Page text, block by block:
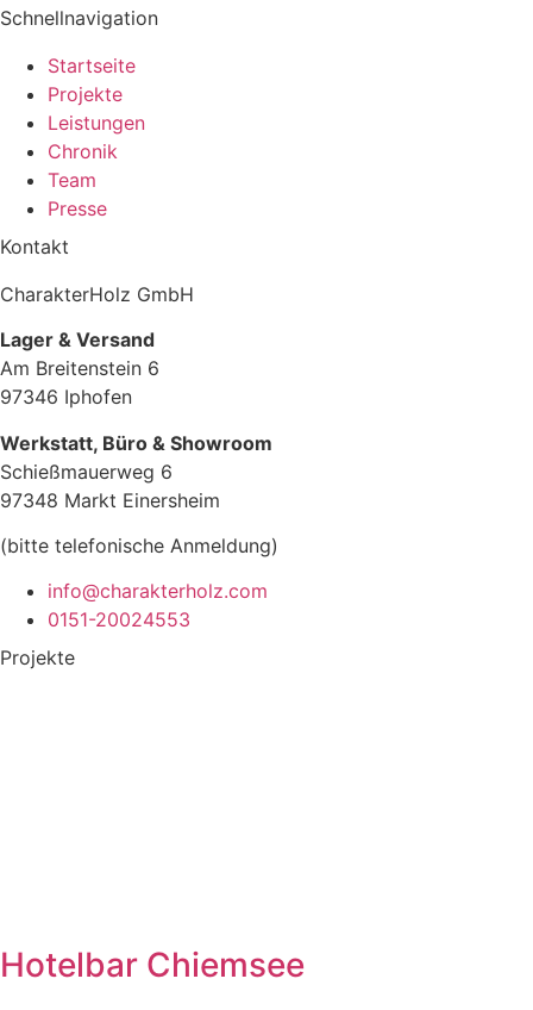
Schnellnavigation
Startseite
Projekte
Leistungen
Chronik
Team
Presse
Kontakt
CharakterHolz GmbH
Lager & Versand
Am Breitenstein 6
97346 Iphofen
Werkstatt, Büro & Showroom
Schießmauerweg 6
97348 Markt Einersheim
(bitte telefonische Anmeldung)
info@charakterholz.com
0151-20024553
Projekte
Hotelbar Chiemsee